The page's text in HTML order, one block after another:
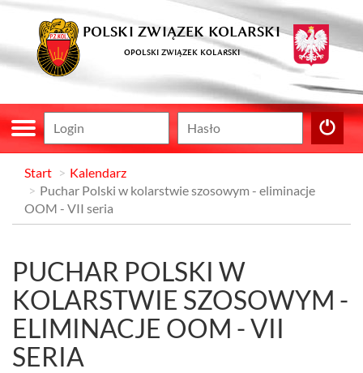
POLSKI ZWIĄZEK KOLARSKI
OPOLSKI ZWIĄZEK KOLARSKI
Start
Kalendarz
Puchar Polski w kolarstwie szosowym - eliminacje
OOM - VII seria
PUCHAR POLSKI W
KOLARSTWIE SZOSOWYM -
ELIMINACJE OOM - VII
SERIA